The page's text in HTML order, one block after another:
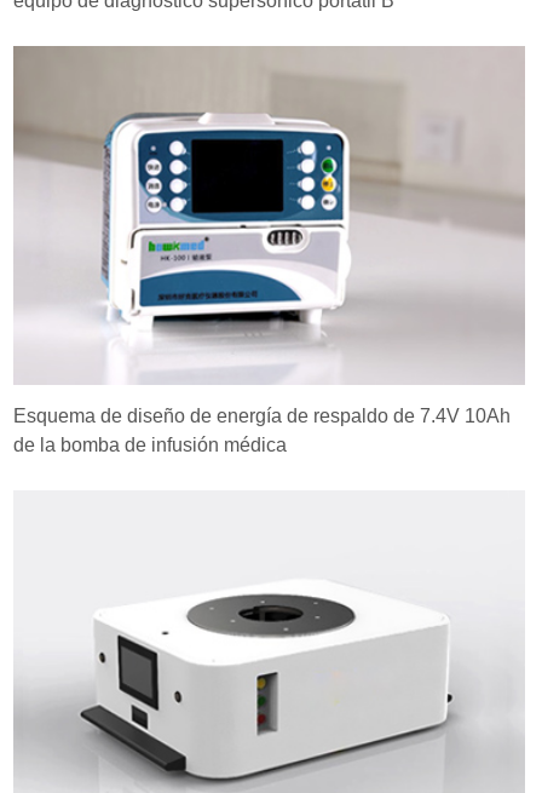
Esquema de diseño de energía de respaldo de 7.4V 10Ah
de la bomba de infusión médica